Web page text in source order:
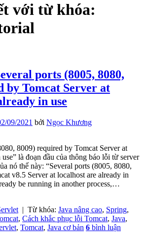
với từ khóa:
ports (8005, 8080,
by Tomcat Server at
in use
09/2021 bởi Ngọc Khương
8009) required by Tomcat Server at
là đoạn đầu của thông báo lỗi từ server
nó thế này: “Several ports (8005, 8080,
v8.5 Server at localhost are already in
be running in another process,…
| Từ khóa: Java nâng cao, Spring,
, Cách khắc phục lỗi Tomcat, Java,
, Tomcat, Java cơ bản 6 bình luận